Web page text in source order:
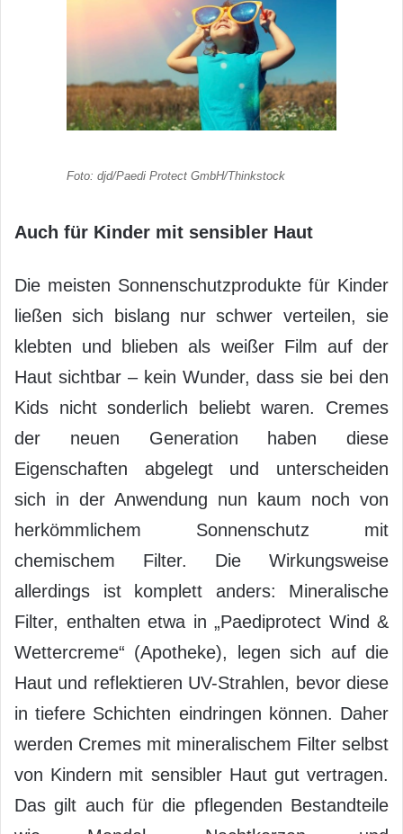
Foto: djd/Paedi Protect GmbH/Thinkstock
Auch für Kinder mit sensibler Haut
Die meisten Sonnenschutzprodukte für Kinder
ließen sich bislang nur schwer verteilen, sie
klebten und blieben als weißer Film auf der
Haut sichtbar – kein Wunder, dass sie bei den
Kids nicht sonderlich beliebt waren. Cremes
der neuen Generation haben diese
Eigenschaften abgelegt und unterscheiden
sich in der Anwendung nun kaum noch von
herkömmlichem Sonnenschutz mit
chemischem Filter. Die Wirkungsweise
allerdings ist komplett anders: Mineralische
Filter, enthalten etwa in „Paediprotect Wind &
Wettercreme“ (Apotheke), legen sich auf die
Haut und reflektieren UV-Strahlen, bevor diese
in tiefere Schichten eindringen können. Daher
werden Cremes mit mineralischem Filter selbst
von Kindern mit sensibler Haut gut vertragen.
Das gilt auch für die pflegenden Bestandteile